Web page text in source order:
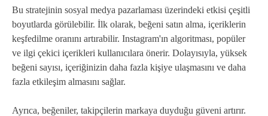
Bu stratejinin sosyal medya pazarlaması üzerindeki etkisi çeşitli
boyutlarda görülebilir. İlk olarak, beğeni satın alma, içeriklerin
keşfedilme oranını artırabilir. Instagram'ın algoritması, popüler
ve ilgi çekici içerikleri kullanıcılara önerir. Dolayısıyla, yüksek
beğeni sayısı, içeriğinizin daha fazla kişiye ulaşmasını ve daha
fazla etkileşim almasını sağlar.
Ayrıca, beğeniler, takipçilerin markaya duyduğu güveni artırır.